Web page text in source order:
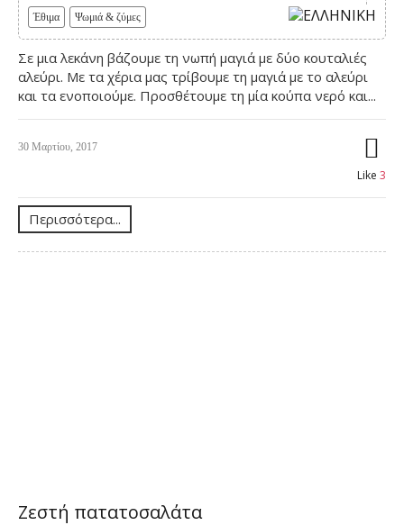
Έθιμα Ψωμιά & ζύμες
Σε μια λεκάνη βάζουμε τη νωπή μαγιά με δύο κουταλιές
αλεύρι. Με τα χέρια μας τρίβουμε τη μαγιά με το αλεύρι
και τα ενοποιούμε. Προσθέτουμε τη μία κούπα νερό και...
30 Μαρτίου, 2017
Like 3
Περισσότερα...
Ζεστή πατατοσαλάτα